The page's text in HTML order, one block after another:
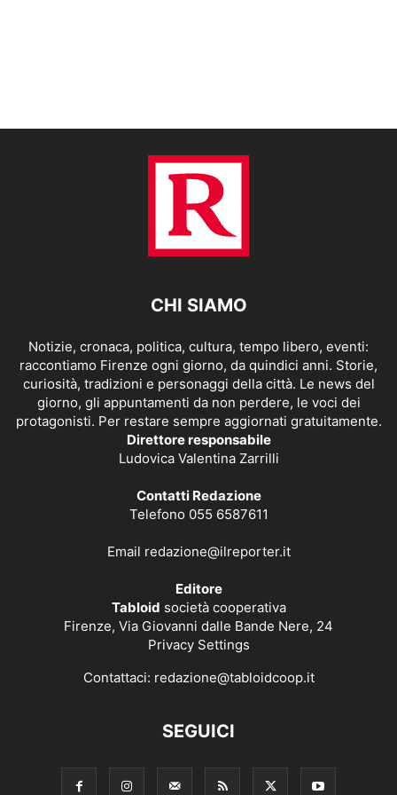
CHI SIAMO
Notizie, cronaca, politica, cultura, tempo libero, eventi:
raccontiamo Firenze ogni giorno, da quindici anni. Storie,
curiosità, tradizioni e personaggi della città. Le news del
giorno, gli appuntamenti da non perdere, le voci dei
protagonisti. Per restare sempre aggiornati gratuitamente.
Direttore responsabile
Ludovica Valentina Zarrilli
Contatti Redazione
Telefono 055 6587611
Email redazione@ilreporter.it
Editore
Tabloid società cooperativa
Firenze, Via Giovanni dalle Bande Nere, 24
Privacy Settings
Contattaci: redazione@tabloidcoop.it
SEGUICI